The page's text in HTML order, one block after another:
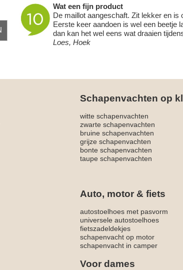
Wat een fijn product
De maillot aangeschaft. Zit lekker en is
Eerste keer aandoen is wel een beetje
dan kan het wel eens wat draaien
Loes, Hoek
Schapenvachten op
witte schapenvachten
zwarte schapenvachten
bruine schapenvachten
grijze schapenvachten
bonte schapenvachten
taupe schapenvachten
Auto, motor & fiets
autostoelhoes met pasvorm
universele autostoelhoes
fietszadeldekjes
schapenvacht op motor
schapenvacht in camper
Voor dames